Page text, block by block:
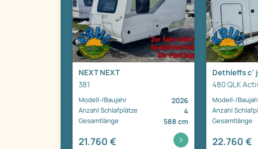
NEXT NEXT
381
Modell-/Baujahr 2026
Anzahl Schlafplätze 4
Gesamtlänge 588 cm
21.760 €
Dethleffs c'
480 QLK
Modell-/
Anzahl
Gesamtlänge
22.760 €